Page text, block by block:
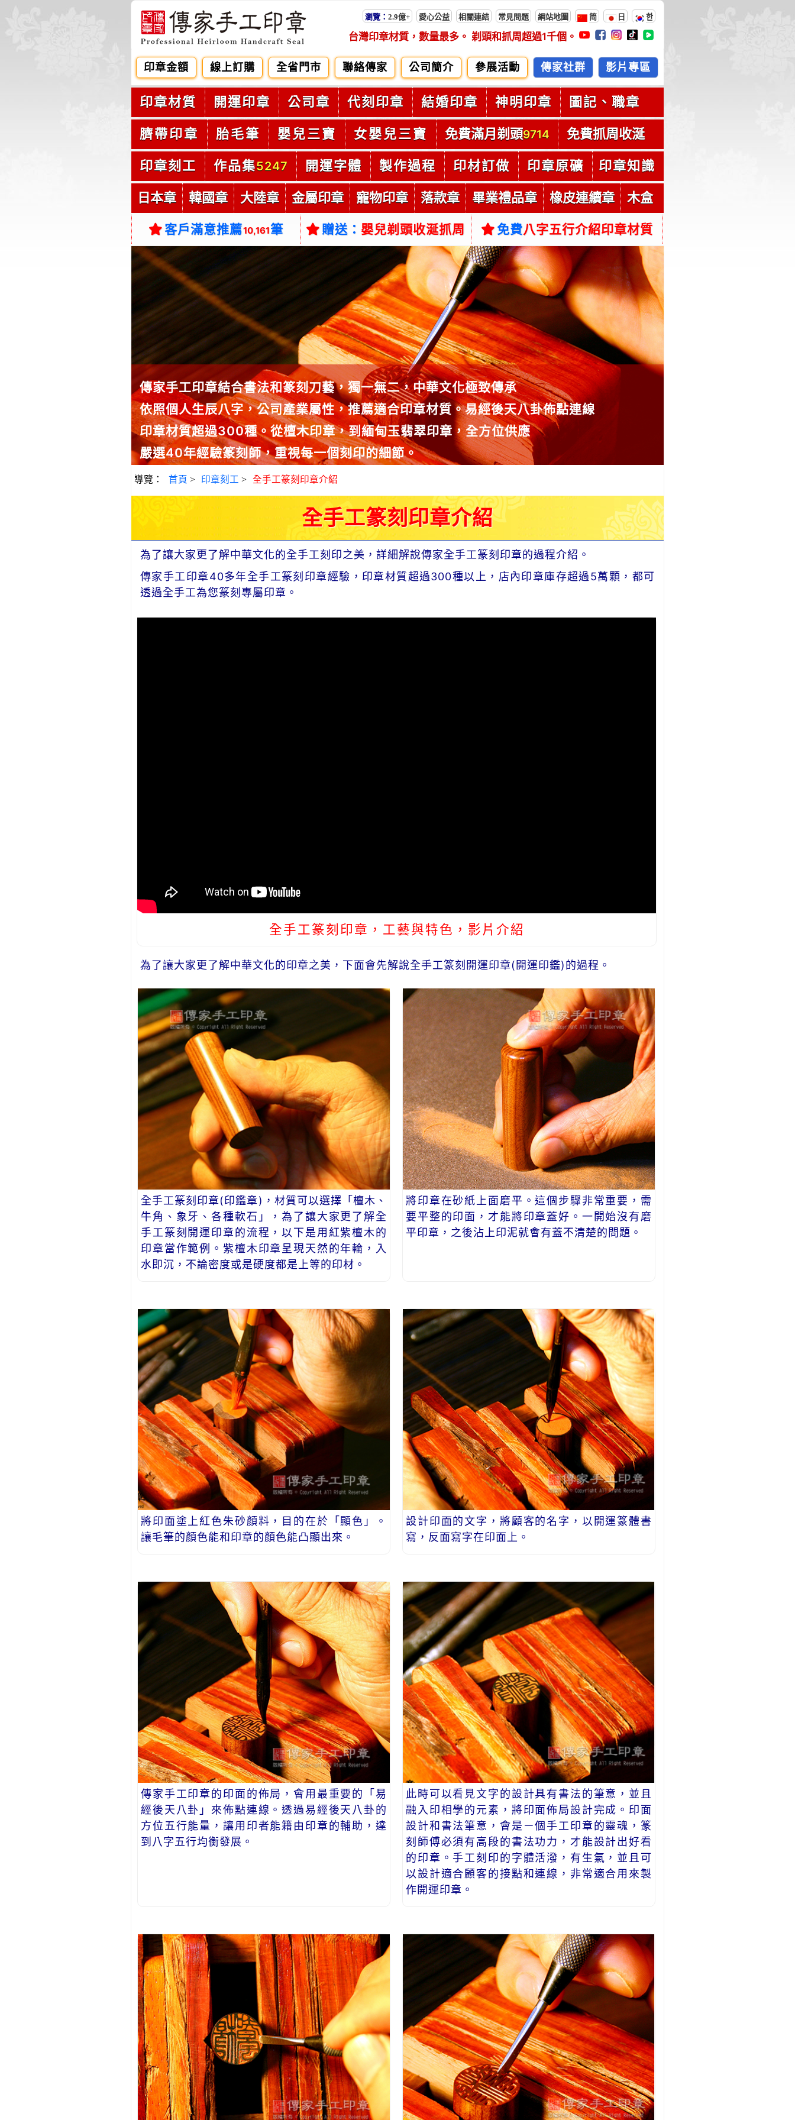
瀏覽： 2.9億+ 愛心公益 相關連結 常見問題 網站地圖 简 日 한
台灣印章材質，數量最多。 剃頭和抓周超過1千個。
印章金額 線上訂購 全省門市 聯絡傳家 公司簡介 參展活動 傳家社群 影片專區
印章材質 開運印章 公司章 代刻印章 結婚印章 神明印章 圖記、職章
臍帶印章 胎毛筆 嬰兒三寶 女嬰兒三寶 免費滿月剃頭9714 免費抓周收涎
印章刻工 作品集5247 開運字體 製作過程 印材訂做 印章原礦 印章知識
日本章 韓國章 大陸章 金屬印章 寵物印章 落款章 畢業禮品章 橡皮連續章 木盒
客戶滿意推薦10,161筆 贈送： 嬰兒剃頭收涎抓周 免費八字五行介紹印章材質
傳家手工印章結合書法和篆刻刀藝，獨一無二，中華文化極致傳承
依照個人生辰八字，公司產業屬性，推薦適合印章材質。易經後天八卦佈點連線
印章材質超過300種。從檀木印章，到緬甸玉翡翠印章，全方位供應
嚴選40年經驗篆刻師，重視每一個刻印的細節。
導覽： 首頁 > 印章刻工 > 全手工篆刻印章介紹
全手工篆刻印章介紹
為了讓大家更了解中華文化的全手工刻印之美，詳細解說傳家全手工篆刻印章的過程介紹。
傳家手工印章40多年全手工篆刻印章經驗，印章材質超過300種以上，店內印章庫存超過5萬顆，都可
透過全手工為您篆刻專屬印章。
全手工篆刻印章，工藝與特色，影片介紹
為了讓大家更了解中華文化的印章之美，下面會先解說全手工篆刻開運印章(開運印鑑)的過程。
全手工篆刻印章(印鑑章)，材質可以選擇「檀木、
牛角、象牙、各種軟石」，為了讓大家更了解全
手工篆刻開運印章的流程，以下是用紅紫檀木的
印章當作範例。紫檀木印章呈現天然的年輪，入
水即沉，不論密度或是硬度都是上等的印材。
將印章在砂紙上面磨平。這個步驟非常重要，需
要平整的印面，才能將印章蓋好。一開始沒有磨
平印章，之後沾上印泥就會有蓋不清楚的問題。
將印面塗上紅色朱砂顏料，目的在於「顯色」。
讓毛筆的顏色能和印章的顏色能凸顯出來。
設計印面的文字，將顧客的名字，以開運篆體書
寫，反面寫字在印面上。
傳家手工印章的印面的佈局，會用最重要的「易
經後天八卦」來佈點連線。透過易經後天八卦的
方位五行能量，讓用印者能籍由印章的輔助，達
到八字五行均衡發展。
此時可以看見文字的設計具有書法的筆意，並且
融入印相學的元素，將印面佈局設計完成。印面
設計和書法筆意，會是ㄧ個手工印章的靈魂，篆
刻師傅必須有高段的書法功力，才能設計出好看
的印章。手工刻印的字體活潑，有生氣，並且可
以設計適合顧客的接點和連線，非常適合用來製
作開運印章。